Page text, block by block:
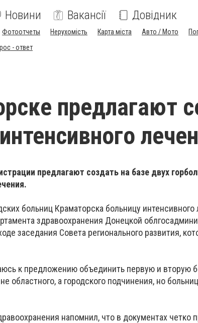
Новини Вакансії Довідник
Фотоотчеты Нерухомість Карта міста Авто / Мото
- ответ
предлагают
предлагают создать на базе двух
больниц Краматорска больницу интенсивного
здравоохранения Донецкой
заседания Совета регионального развития,
к предложению объединить первую и вторую
областного, а городского подчинения, но
напомнил, что в документах четко